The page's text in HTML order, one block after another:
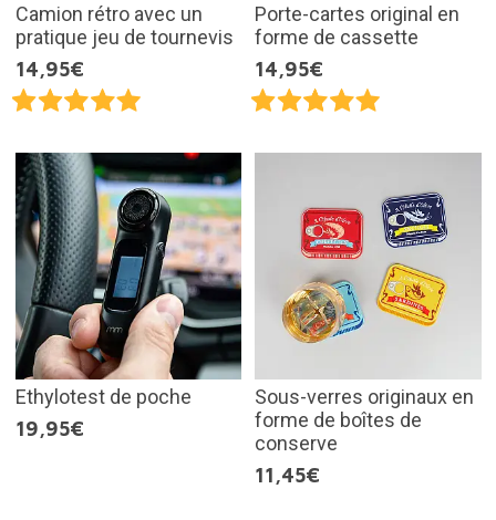
Camion rétro avec un
pratique jeu de tournevis
14,95€
Porte-cartes original en
forme de cassette
14,95€
Ethylotest de poche
19,95€
Sous-verres originaux en
forme de boîtes de
conserve
11,45€